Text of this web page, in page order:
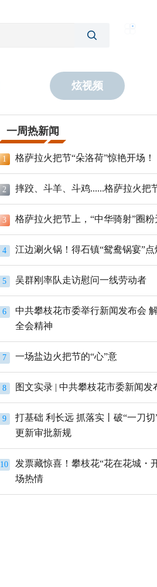
炫视频
一周热新闻
1 格萨拉火把节“朵洛荷”惊艳开场！
2 摔跤、斗羊、斗鸡......格萨拉火把
3 格萨拉火把节上，“中华骑射”圈粉
4 江边涮火锅！得石镇“鸳鸯锅宴”
5 吴群刚率队走访慰问一线劳动者
6
中共攀枝花市委举行新闻发布会
全会精神
7 一场盐边火把节的“心”意
8 图文实录 | 中共攀枝花市委新闻发
9
打基础 利长远 抓落实丨破“一刀
更新审批新规
10
发票藏惊喜！攀枝花“花在花城・
场热情